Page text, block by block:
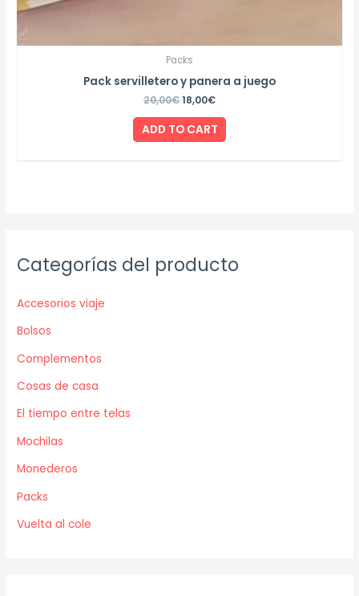
Categorías del producto
Accesorios viaje
Bolsos
Complementos
Cosas de casa
El tiempo entre telas
Mochilas
Monederos
Packs
Vuelta al cole
Packs
Pack servilletero y panera a juego
20,00€18,00€
ADD TO CART